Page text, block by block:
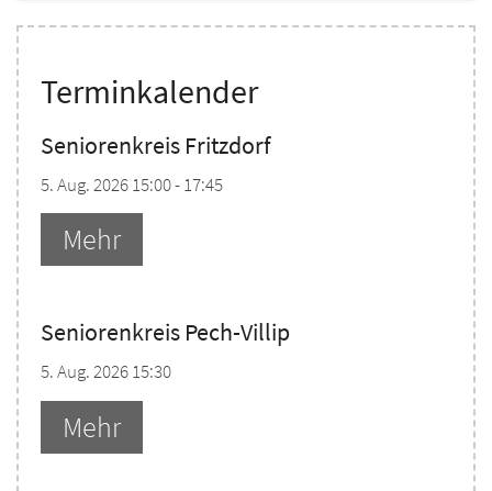
Terminkalender
Seniorenkreis Fritzdorf
5. Aug. 2026 15:00 - 17:45
Mehr
Seniorenkreis Pech-Villip
5. Aug. 2026 15:30
Mehr